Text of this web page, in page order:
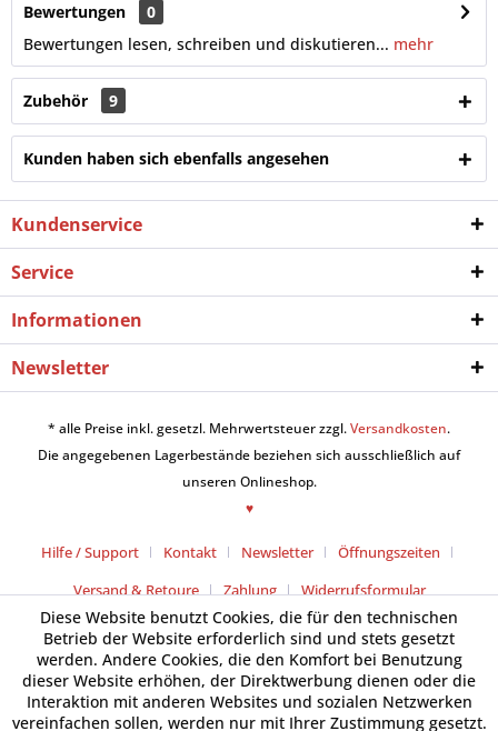
Bewertungen
0
Bewertungen lesen, schreiben und diskutieren... mehr
Zubehör 9
Kunden haben sich ebenfalls angesehen
Kundenservice
Service
Informationen
Newsletter
* alle Preise inkl. gesetzl. Mehrwertsteuer zzgl.Versandkosten.
Die angegebenen Lagerbestände beziehen sich ausschließlich auf
unseren Onlineshop.
♥
Hilfe / Support Kontakt Newsletter
Öffnungszeiten
Versand & Retoure
Zahlung Widerrufsformular
Diese Website benutzt Cookies, die für den technischen
Betrieb der Website erforderlich sind und stets gesetzt
werden. Andere Cookies, die den Komfort bei Benutzung
dieser Website erhöhen, der Direktwerbung dienen oder die
Interaktion mit anderen Websites und sozialen Netzwerken
vereinfachen sollen, werden nur mit Ihrer Zustimmung gesetzt.